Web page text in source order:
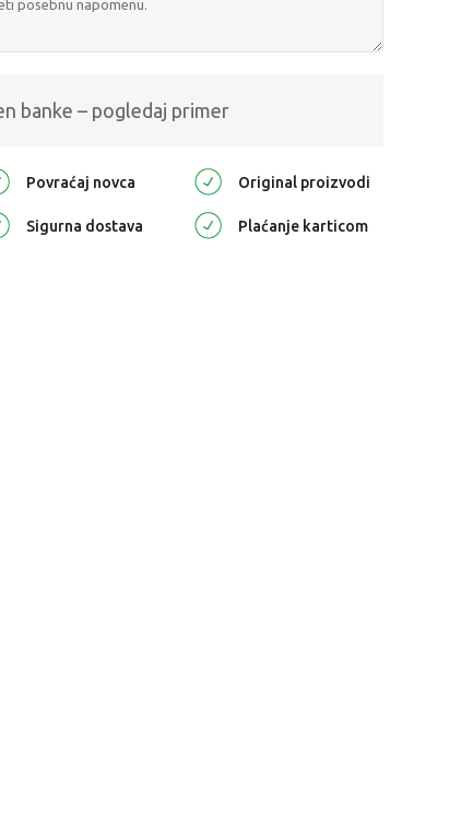
banke – pogledaj primer
Povraćaj novca Original proizvodi
Sigurna dostava Plaćanje karticom